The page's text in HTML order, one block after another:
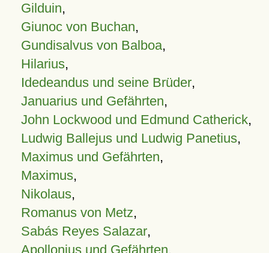
Gilduin,
Giunoc von Buchan,
Gundisalvus von Balboa,
Hilarius,
Idedeandus und seine Brüder,
Januarius und Gefährten,
John Lockwood und Edmund Catherick,
Ludwig Ballejus und Ludwig Panetius,
Maximus und Gefährten,
Maximus,
Nikolaus,
Romanus von Metz,
Sabás Reyes Salazar,
Apollonius und Gefährten,